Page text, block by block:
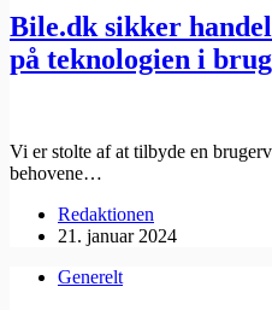
Bile.dk sikker
på teknologien i
Vi er stolte af at tilbyde en
behovene…
Redaktionen
21. januar 2024
Generelt